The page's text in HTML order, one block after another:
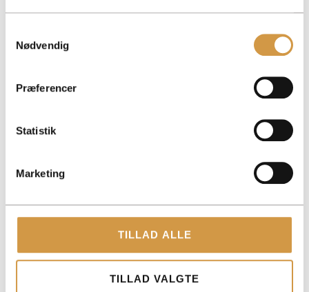
Nødvendig
Præferencer
Statistik
Marketing
TILLAD ALLE
TILLAD VALGTE
ROHOLMSVEJ 14A, 1TV, 2620 ALBERTSLUND
KONTAKT